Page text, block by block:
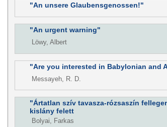
"An unsere Glaubensgenossen!"
"An urgent warning"
Löwy, Albert
"Are you interested in Babylonian and
Messayeh, R. D.
"Ártatlan szív tavasza-rózsaszín
kislány felett
Bolyai, Farkas